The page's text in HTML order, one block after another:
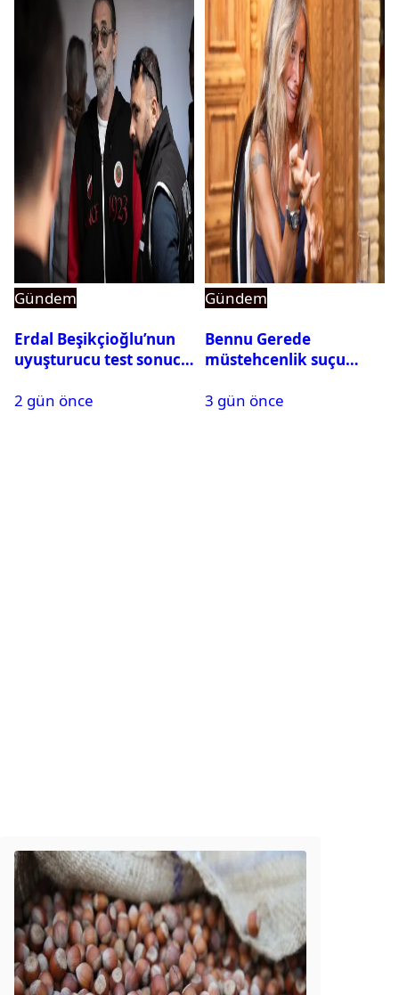
Gündem
Erdal Beşikçioğlu’nun
uyuşturucu test sonucu
2 gün önce
Gündem
Bennu Gerede
müstehcenlik suçu
alındı
3 gün önce